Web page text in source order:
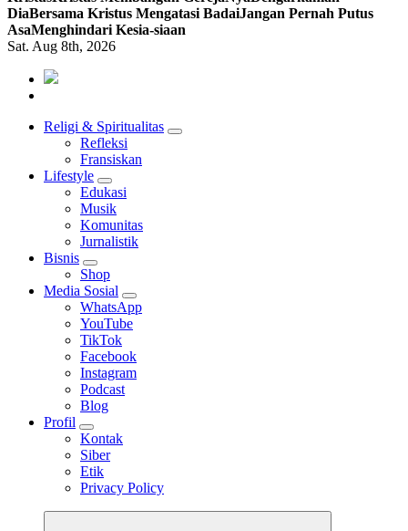
DiaBersama Kristus Mengatasi BadaiJangan Pernah Putus
AsaMenghindari Kesia-siaan
Sat. Aug 8th, 2026
HATI YANG BERTELINGA
Mendengar dengan Cinta
Religi & Spiritualitas
Refleksi
Fransiskan
Lifestyle
Edukasi
Musik
Komunitas
Jurnalistik
Bisnis
Shop
Media Sosial
WhatsApp
YouTube
TikTok
Facebook
Instagram
Podcast
Blog
Profil
Kontak
Siber
Etik
Privacy Policy